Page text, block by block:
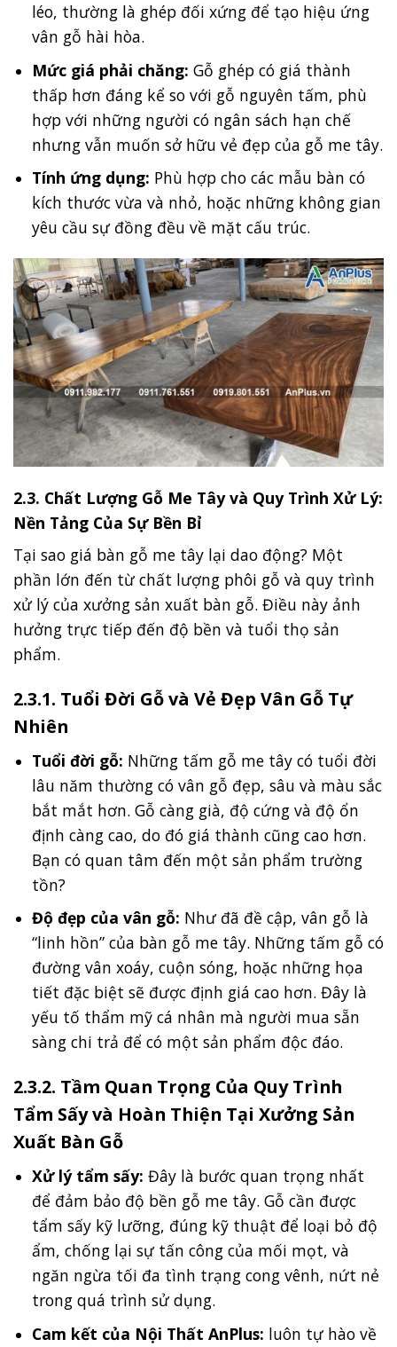
léo, thường là ghép đối xứng để tạo hiệu ứng
vân gỗ hài hòa.
Mức giá phải chăng: Gỗ ghép có giá thành
thấp hơn đáng kể so với gỗ nguyên tấm, phù
hợp với những người có ngân sách hạn chế
nhưng vẫn muốn sở hữu vẻ đẹp của gỗ me tây.
Tính ứng dụng: Phù hợp cho các mẫu bàn có
kích thước vừa và nhỏ, hoặc những không gian
yêu cầu sự đồng đều về mặt cấu trúc.
2.3. Chất Lượng Gỗ Me Tây và Quy Trình Xử Lý:
Nền Tảng Của Sự Bền Bỉ
Tại sao giá bàn gỗ me tây lại dao động? Một
phần lớn đến từ chất lượng phôi gỗ và quy trình
xử lý của xưởng sản xuất bàn gỗ. Điều này ảnh
hưởng trực tiếp đến độ bền và tuổi thọ sản
phẩm.
2.3.1. Tuổi Đời Gỗ và Vẻ Đẹp Vân Gỗ Tự
Nhiên
Tuổi đời gỗ: Những tấm gỗ me tây có tuổi đời
lâu năm thường có vân gỗ đẹp, sâu và màu sắc
bắt mắt hơn. Gỗ càng già, độ cứng và độ ổn
định càng cao, do đó giá thành cũng cao hơn.
Bạn có quan tâm đến một sản phẩm trường
tồn?
Độ đẹp của vân gỗ: Như đã đề cập, vân gỗ là
“linh hồn” của bàn gỗ me tây. Những tấm gỗ có
đường vân xoáy, cuộn sóng, hoặc những họa
tiết đặc biệt sẽ được định giá cao hơn. Đây là
yếu tố thẩm mỹ cá nhân mà người mua sẵn
sàng chi trả để có một sản phẩm độc đáo.
2.3.2. Tầm Quan Trọng Của Quy Trình
Tẩm Sấy và Hoàn Thiện Tại Xưởng Sản
Xuất Bàn Gỗ
Xử lý tẩm sấy: Đây là bước quan trọng nhất
để đảm bảo độ bền gỗ me tây. Gỗ cần được
tẩm sấy kỹ lưỡng, đúng kỹ thuật để loại bỏ độ
ẩm, chống lại sự tấn công của mối mọt, và
ngăn ngừa tối đa tình trạng cong vênh, nứt nẻ
trong quá trình sử dụng.
Cam kết của Nội Thất AnPlus: luôn tự hào về